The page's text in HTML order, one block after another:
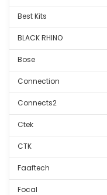
Best Kits
BLACK RHINO
Bose
Connection
Connects2
Ctek
CTK
Faaftech
Focal